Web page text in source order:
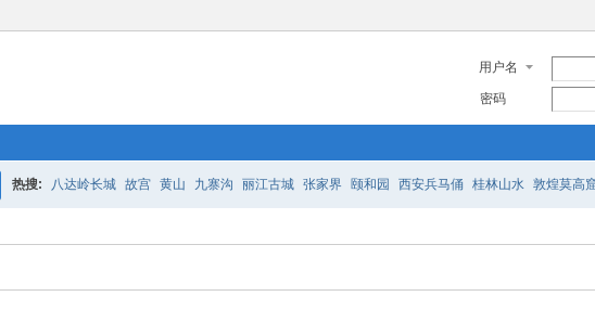
用户名
密码
热搜: 八达岭长城 故宫 黄山 九寨沟 丽江古城 张家界 颐和园 西安兵马俑 桂林山水 敦煌莫高